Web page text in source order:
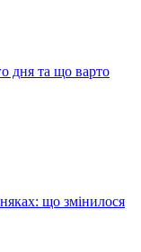
дня та що варто
що змінилося